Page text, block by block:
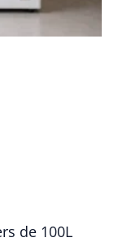
de 100L